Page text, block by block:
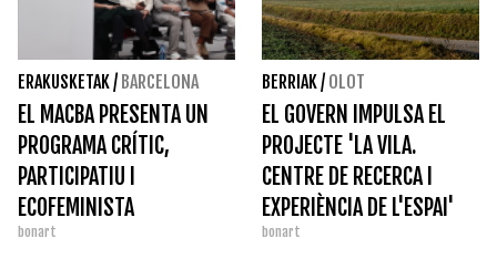
ERAKUSKETAK/ BARCELONA
EL MACBA PRESENTA UN
PROGRAMA CRÍTIC,
PARTICIPATIU I
ECOFEMINISTA
bonart
BERRIAK/ OLOT
EL GOVERN IMPULSA EL
PROJECTE 'LA VILA.
CENTRE DE RECERCA I
EXPERIÈNCIA DE L'ESPAI'
DELS RCR ARQUITECTES
bonart